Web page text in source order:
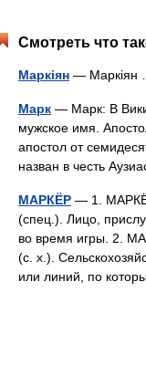
Смотреть что
Маркіян —
Марк — Марк: В
мужское имя.
апостол от
назван в честь
МАРКЁР — 1.
(спец.). Лицо,
во время игры. 2.
(с. х.).
или линий, по